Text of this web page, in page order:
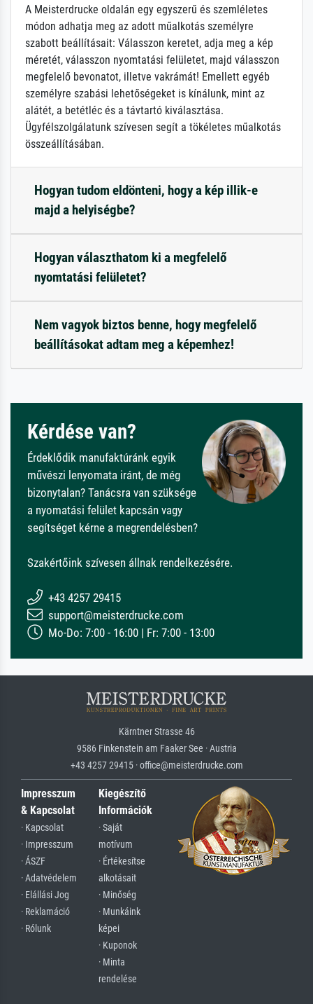
A Meisterdrucke oldalán egy egyszerű és szemléletes
módon adhatja meg az adott műalkotás személyre
szabott beállításait: Válasszon keretet, adja meg a kép
méretét, válasszon nyomtatási felületet, majd válasszon
megfelelő bevonatot, illetve vakrámát! Emellett egyéb
személyre szabási lehetőségeket is kínálunk, mint az
alátét, a betétléc és a távtartó kiválasztása.
Ügyfélszolgálatunk szívesen segít a tökéletes műalkotás
összeállításában.
Hogyan tudom eldönteni, hogy a kép illik-e
majd a helyiségbe?
Hogyan választhatom ki a megfelelő
nyomtatási felületet?
Nem vagyok biztos benne, hogy megfelelő
beállításokat adtam meg a képemhez!
Kérdése van?
Érdeklődik manufaktúránk egyik
művészi lenyomata iránt, de még
bizonytalan? Tanácsra van szüksége
a nyomatási felület kapcsán vagy
segítséget kérne a megrendelésben?
Szakértőink szívesen állnak rendelkezésére.
+43 4257 29415
support@meisterdrucke.com
Mo-Do: 7:00 - 16:00 | Fr: 7:00 - 13:00
Kärntner Strasse 46
9586 Finkenstein am Faaker See · Austria
+43 4257 29415 · office@meisterdrucke.com
Impresszum
& Kapcsolat
· Kapcsolat
· Impresszum
· ÁSZF
· Adatvédelem
· Elállási Jog
· Reklamáció
· Rólunk
Kiegészítő
Információk
· Saját
motívum
· Értékesítse
alkotásait
· Minőség
· Munkáink
képei
· Kuponok
· Minta
rendelése